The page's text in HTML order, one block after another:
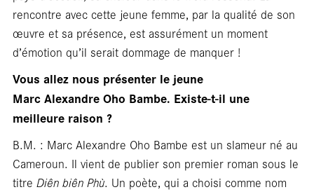
rencontre avec cette jeune femme, par la qualité de son
œuvre et sa présence, est assurément un moment
d’émotion qu’il serait dommage de manquer !
Vous allez nous présenter le jeune
Marc Alexandre Oho Bambe. Existe-t-il une
meilleure raison ?
B.M. : Marc Alexandre Oho Bambe est un slameur né au
Cameroun. Il vient de publier son premier roman sous le
titre Diên biên Phù. Un poète, qui a choisi comme nom